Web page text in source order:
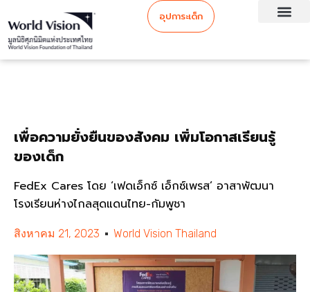
อุปการะเด็ก
เพื่อความยั่งยืนของสังคม เพิ่มโอกาสเรียนรู้
ของเด็ก
FedEx Cares โดย ‘เฟดเอ็กซ์ เอ็กซ์เพรส’ อาสาพัฒนา
โรงเรียนห่างไกลสุดแดนไทย-กัมพูชา
สิงหาคม 21, 2023 World Vision Thailand